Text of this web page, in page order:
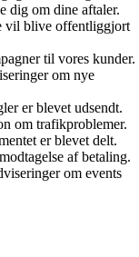
dig om dine aftaler.
vil blive offentliggjort
til vores kunder.
om nye
er blevet udsendt.
om trafikproblemer.
er blevet delt.
af betaling.
om events